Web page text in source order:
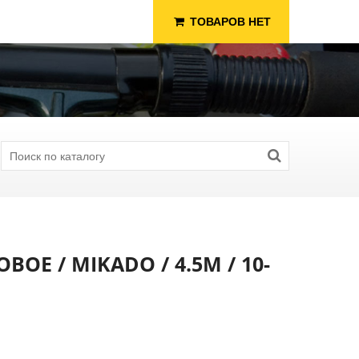
ТОВАРОВ НЕТ
Рыбалки
/ MIKADO / 4.5М / 10-